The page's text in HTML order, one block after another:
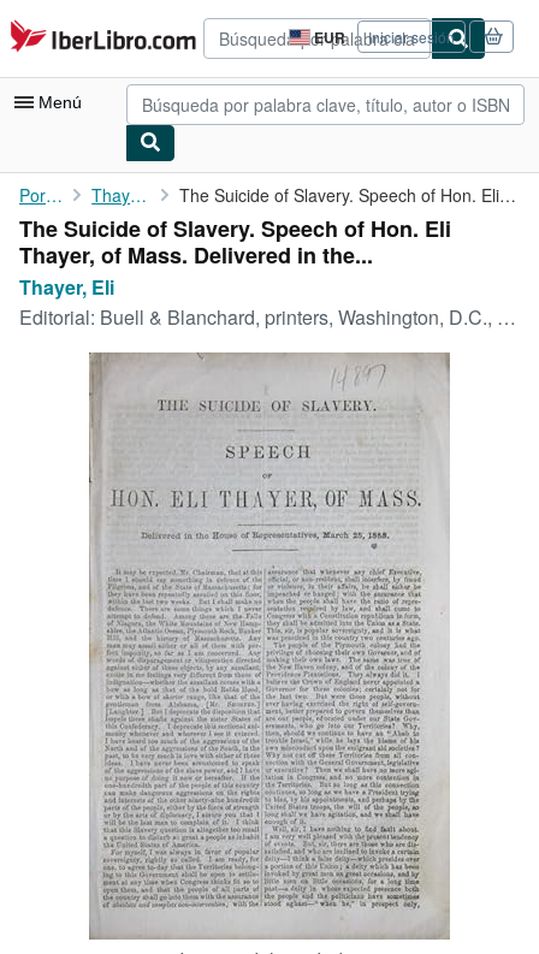
Pasar al contenido principal
IberLibro.com EUR
Preferencias
de
compra
del
Iniciar sesión
Menú
Mi cuenta
Consultar mis pedidos
Búsqueda avanzada
Colecciones
Libros antiguos
Arte y coleccionismo
Comenzar a vender
CERRAR
Portada Thayer, Eli The Suicide of Slavery. Speech of Hon. Eli Thayer, of Mass. ...
The Suicide of Slavery. Speech of Hon. Eli
Thayer, of Mass. Delivered in the...
Thayer, Eli
Editorial: Buell & Blanchard, printers, Washington, D.C., 1858